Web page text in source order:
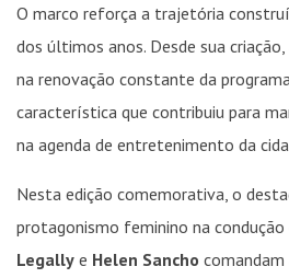
O marco reforça a trajetória
dos últimos anos. Desde sua
na renovação constante da
característica que contribuiu para
na agenda de entretenimento da
Nesta edição comemorativa, o
protagonismo feminino na condução
Legally e Helen Sancho